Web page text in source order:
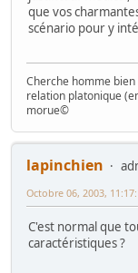
que vos
scénario pour y
Cherche homme
relation platonique
morue©
lapinchien
Octobre 06, 2003,
C'est normal que
caractéristiques ?